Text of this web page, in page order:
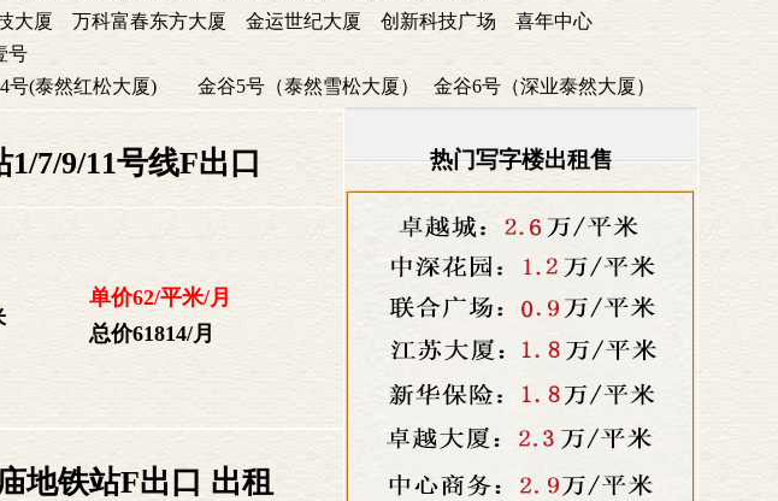
大厦 万科富春东方大厦 金运世纪大厦 创新科技广场
喜年中心
号
号(泰然红松大厦) 金谷5号（泰然雪松大厦） 金谷6号（深业泰然大厦）
7/9/11号线F出口
单价62/平米/月
总价61814/月
地铁站F出口 出租
热门写字楼出租售